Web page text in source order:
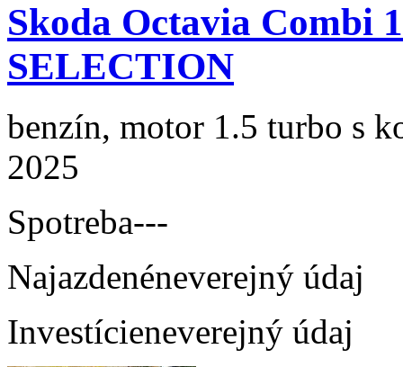
Skoda Octavia Combi
SELECTION
benzín, motor 1.5 turbo s
2025
Spotreba---
Najazdenéneverejný údaj
Investícieneverejný údaj